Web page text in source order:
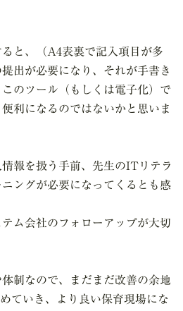
と、（A4表裏で記入項目が多
出が必要になり、それが手書き
のツール（もしくは電子化）で
利になるのではないかと思いま
報を扱う手前、先生のITリテラ
ングが必要になってくるとも感
ム会社のフォローアップが大切
制なので、まだまだ改善の余地
ていき、より良い保育現場にな